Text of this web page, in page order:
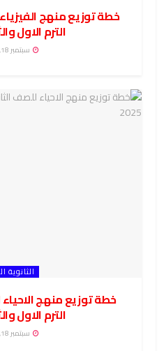
خطة توزيع منهج
الترم الاول
سبتمبر 18, 2024
الثانوية
خطة توزيع منهج
الترم الاول
سبتمبر 18, 2024